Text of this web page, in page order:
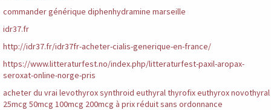
commander générique diphenhydramine marseille
idr37.fr
http://idr37.fr/idr37fr-acheter-cialis-generique-en-france/
https://www.litteraturfest.no/index.php/litteraturfest-paxil-aropax-
seroxat-online-norge-pris
acheter du vrai levothyrox synthroid euthyral thyrofix euthyrox novothyral
25mcg 50mcg 100mcg 200mcg à prix réduit sans ordonnance